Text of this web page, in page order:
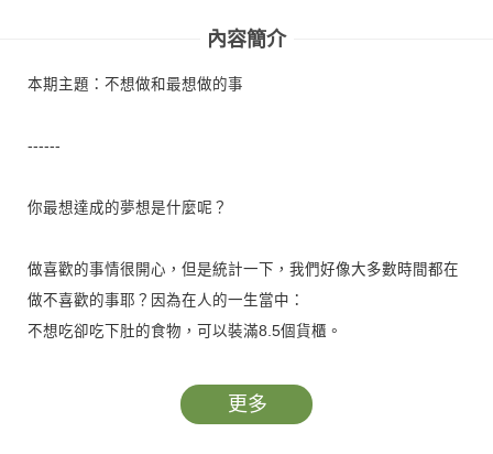
內容簡介
本期主題：不想做和最想做的事
------
你最想達成的夢想是什麼呢？
做喜歡的事情很開心，但是統計一下，我們好像大多數時間都在
做不喜歡的事耶？因為在人的一生當中：
不想吃卻吃下肚的食物，可以裝滿8.5個貨櫃。
怎麼辦！這些數字感覺有些可怕！不過時間還不遲，先看看自己
更多